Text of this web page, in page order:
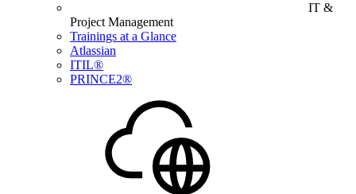
IT &
Project Management
Trainings at a Glance
Atlassian
ITIL®
PRINCE2®